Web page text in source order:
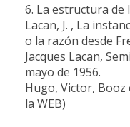
6. La estructura de
Lacan, J. , La
o la razón desde
Jacques Lacan,
mayo de 1956.
Hugo, Victor,
la WEB)